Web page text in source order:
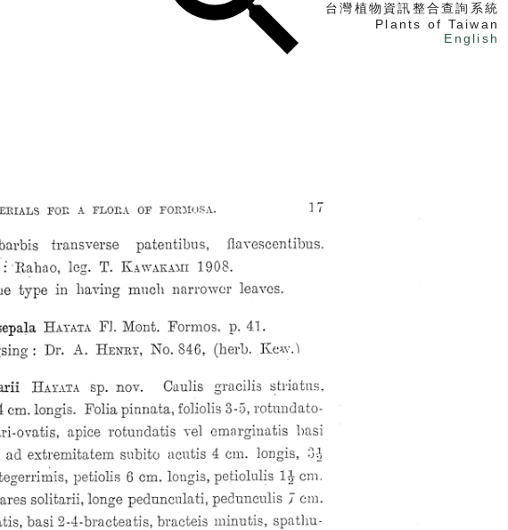
台灣植物資訊整合查詢系統
Plants of Taiwan
English